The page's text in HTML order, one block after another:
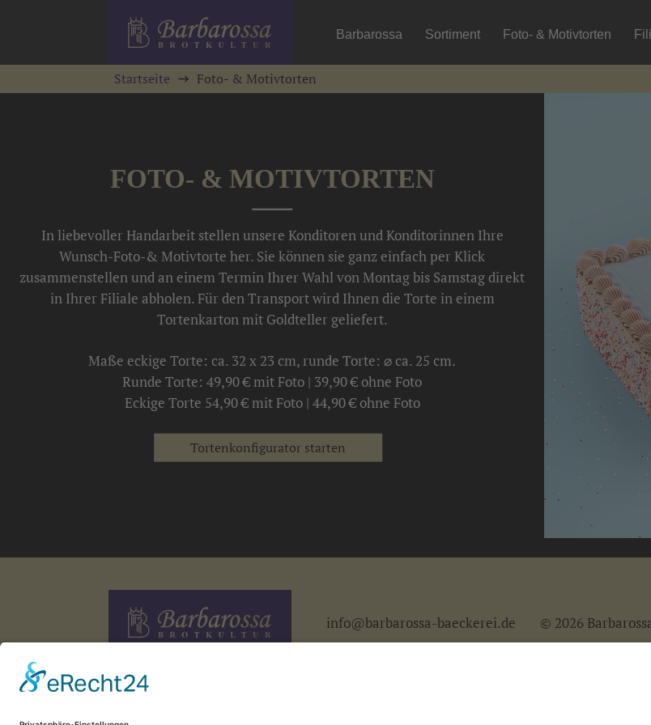
Barbarossa Sortiment Foto- & Motivtorten
Startseite Foto- & Motivtorten
FOTO- & MOTIVTORTEN
In liebevoller Handarbeit stellen unsere Konditoren und Konditorinnen Ihre
Wunsch-Foto-& Motivtorte her. Sie können sie ganz einfach per Klick
zusammenstellen und an einem Termin Ihrer Wahl von Montag bis Samstag direkt
in Ihrer Filiale abholen. Für den Transport wird Ihnen die Torte in einem
Tortenkarton mit Goldteller geliefert.
Maße eckige Torte: ca. 32 x 23 cm, runde Torte: ⌀ ca. 25 cm.
Runde Torte: 49,90 € mit Foto | 39,90 € ohne Foto
Eckige Torte 54,90 € mit Foto | 44,90 € ohne Foto
Tortenkonfigurator starten
info@barbarossa-baeckerei.de © 2026